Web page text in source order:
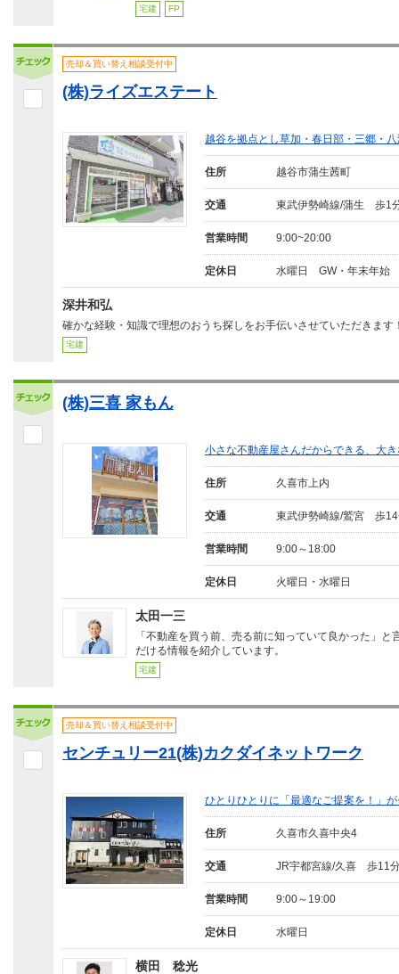
宅建 FP
売却＆買い替え相談受付中
(株)ライズエステート
越谷を拠点とし草加・春日部・三郷・
住所 越谷市蒲生茜町
交通 東武伊勢崎線/蒲生 歩1
営業時間 9:00~20:00
定休日 水曜日 GW・年末年始
深井和弘
確かな経験・知識で理想のおうち探しをお手伝いさせていただきます
宅建
(株)三喜 家もん
小さな不動産屋さんだからできる、大
住所 久喜市上内
交通 東武伊勢崎線/鷲宮 歩
営業時間 9:00～18:00
定休日 火曜日・水曜日
太田一三
「不動産を買う前、売る前に知っていて良かった」と
だける情報を紹介しています。
宅建
売却＆買い替え相談受付中
センチュリー21(株)カクダイネットワーク
ひとりひとりに「最適なご提案を！」
住所 久喜市久喜中央4
交通 JR宇都宮線/久喜 歩11
営業時間 9:00～19:00
定休日 水曜日
横田 稔光